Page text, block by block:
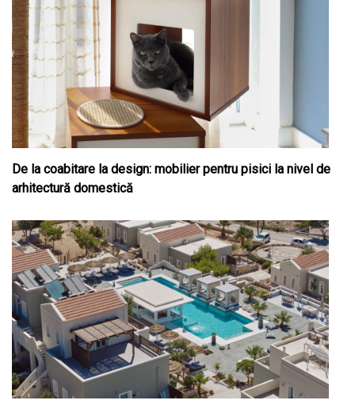
De la coabitare la design: mobilier pentru pisici la nivel de
arhitectură domestică